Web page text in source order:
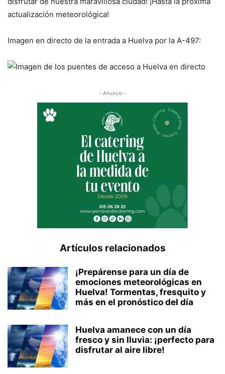
actualización meteorológica!
Imagen en directo de la entrada a Huelva por la A-497:
- Anuncio -
Artículos relacionados
¡Prepárense para un día de
emociones meteorológicas en
Huelva! Tormentas, fresquito y
más en el pronóstico del día
Huelva amanece con un día
fresco y sin lluvia: ¡perfecto para
disfrutar al aire libre!